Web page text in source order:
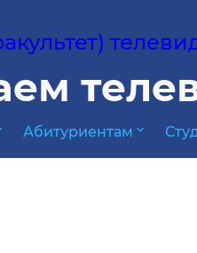
Абитуриентам expand_more